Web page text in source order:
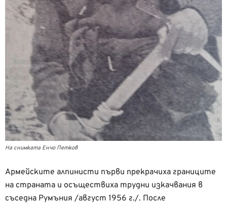
На снимката Енчо Петков
Армейските алпинисти първи прекрачиха границите
на страната и осъществиха трудни изкачвания в
съседна Румъния /август 1956 г./. После